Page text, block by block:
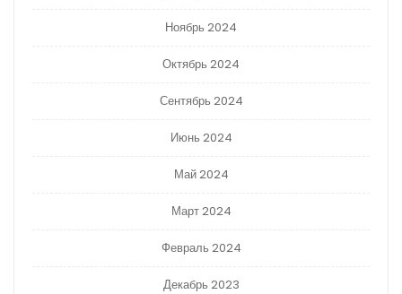
Ноябрь 2024
Октябрь 2024
Сентябрь 2024
Июнь 2024
Май 2024
Март 2024
Февраль 2024
Декабрь 2023